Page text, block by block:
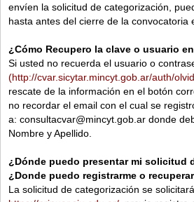
envíen la solicitud de categorización,
hasta antes del cierre de la convocatoria
¿Cómo Recupero la clave o usuario en
Si usted no recuerda el usuario o
(http://cvar.sicytar.mincyt.gob.ar/auth/
rescate de la información en el botón
no recordar el email con el cual se
a: consultacvar@mincyt.gob.ar donde
Nombre y Apellido.
¿Dónde puedo presentar mi solicitud
¿Donde puedo registrarme o
La solicitud de categorización se